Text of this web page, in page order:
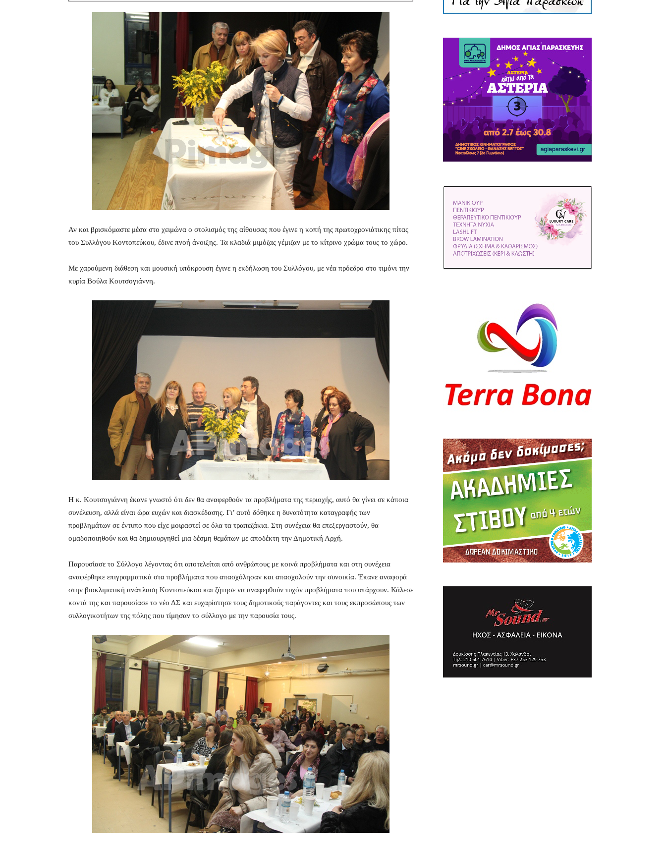
Αν και βρισκόμαστε μέσα στο χειμώνα ο στολισμός της αίθουσας που έγινε η κοπή της πρωτοχρονιάτικης πίτας
του Συλλόγου Κοντοπεύκου, έδινε πνοή άνοιξης. Τα κλαδιά μιμόζας γέμιζαν με το κίτρινο χρώμα τους το χώρο.
Με χαρούμενη διάθεση και μουσική υπόκρουση έγινε η εκδήλωση του Συλλόγου, με νέα πρόεδρο στο τιμόνι την
κυρία Βούλα Κουτσογιάννη.
Η κ. Κουτσογιάννη έκανε γνωστό ότι δεν θα αναφερθούν τα προβλήματα της περιοχής, αυτό θα γίνει σε κάποια
συνέλευση, αλλά είναι ώρα ευχών και διασκέδασης. Γι’ αυτό δόθηκε η δυνατότητα καταγραφής των
προβλημάτων σε έντυπο που είχε μοιραστεί σε όλα τα τραπεζάκια. Στη συνέχεια θα επεξεργαστούν, θα
ομαδοποιηθούν και θα δημιουργηθεί μια δέσμη θεμάτων με αποδέκτη την Δημοτική Αρχή.
Παρουσίασε το Σύλλογο λέγοντας ότι αποτελείται από ανθρώπους με κοινά προβλήματα και στη συνέχεια
αναφέρθηκε επιγραμματικά στα προβλήματα που απασχόλησαν και απασχολούν την συνοικία. Έκανε αναφορά
στην βιοκλιματική ανάπλαση Κοντοπεύκου και ζήτησε να αναφερθούν τυχόν προβλήματα που υπάρχουν. Κάλεσε
κοντά της και παρουσίασε το νέο ΔΣ και ευχαρίστησε τους δημοτικούς παράγοντες και τους εκπροσώπους των
συλλογικοτήτων της πόλης που τίμησαν το σύλλογο με την παρουσία τους.